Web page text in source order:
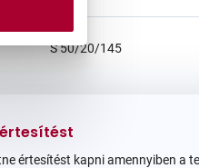
S50/20/145
értesítést kapni amennyiben a